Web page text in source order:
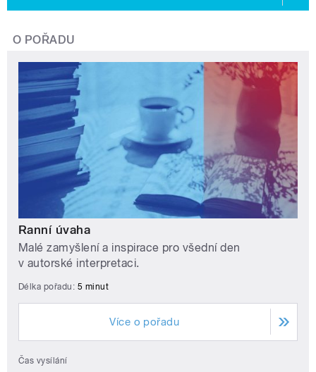
O POŘADU
Ranní úvaha
Malé zamyšlení a inspirace pro všední den
v autorské interpretaci.
Délka pořadu: 5 minut
Více o pořadu
Čas vysílání